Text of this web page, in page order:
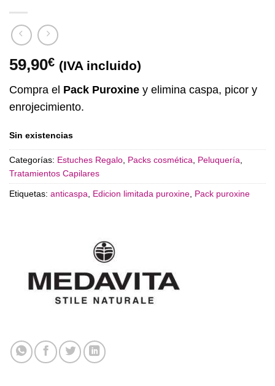
59,90€ (IVA incluido)
Compra el Pack Puroxine y elimina caspa, picor y
enrojecimiento.
Sin existencias
Categorías: Estuches Regalo Packs cosmética Peluquería
Tratamientos Capilares
Etiquetas: anticaspa Edicion limitada puroxine Pack puroxine